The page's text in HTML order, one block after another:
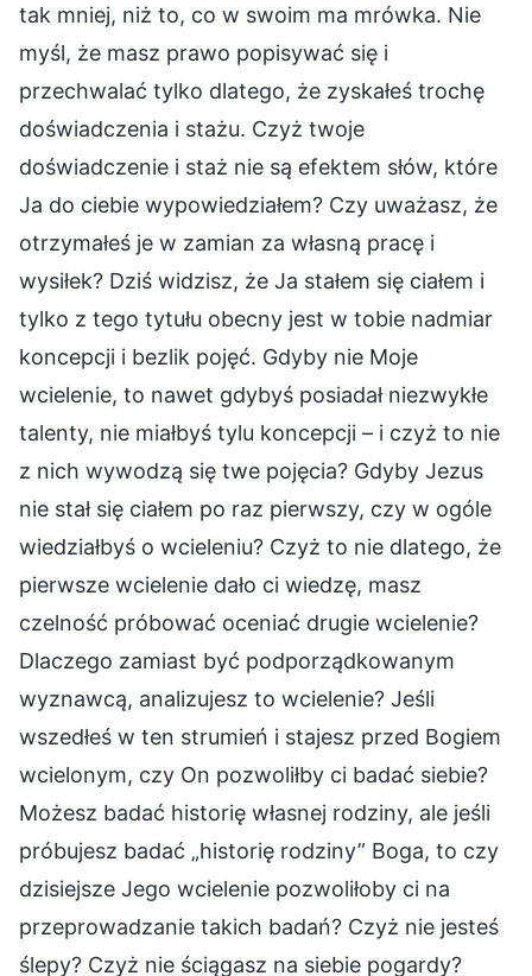
tak mniej, niż to, co w swoim ma mrówka. Nie
myśl, że masz prawo popisywać się i
przechwalać tylko dlatego, że zyskałeś trochę
doświadczenia i stażu. Czyż twoje
doświadczenie i staż nie są efektem słów, które
Ja do ciebie wypowiedziałem? Czy uważasz, że
otrzymałeś je w zamian za własną pracę i
wysiłek? Dziś widzisz, że Ja stałem się ciałem i
tylko z tego tytułu obecny jest w tobie nadmiar
koncepcji i bezlik pojęć. Gdyby nie Moje
wcielenie, to nawet gdybyś posiadał niezwykłe
talenty, nie miałbyś tylu koncepcji – i czyż to nie
z nich wywodzą się twe pojęcia? Gdyby Jezus
nie stał się ciałem po raz pierwszy, czy w ogóle
wiedziałbyś o wcieleniu? Czyż to nie dlatego, że
pierwsze wcielenie dało ci wiedzę, masz
czelność próbować oceniać drugie wcielenie?
Dlaczego zamiast być podporządkowanym
wyznawcą, analizujesz to wcielenie? Jeśli
wszedłeś w ten strumień i stajesz przed Bogiem
wcielonym, czy On pozwoliłby ci badać siebie?
Możesz badać historię własnej rodziny, ale jeśli
próbujesz badać „historię rodziny” Boga, to czy
dzisiejsze Jego wcielenie pozwoliłoby ci na
przeprowadzanie takich badań? Czyż nie jesteś
ślepy? Czyż nie ściągasz na siebie pogardy?